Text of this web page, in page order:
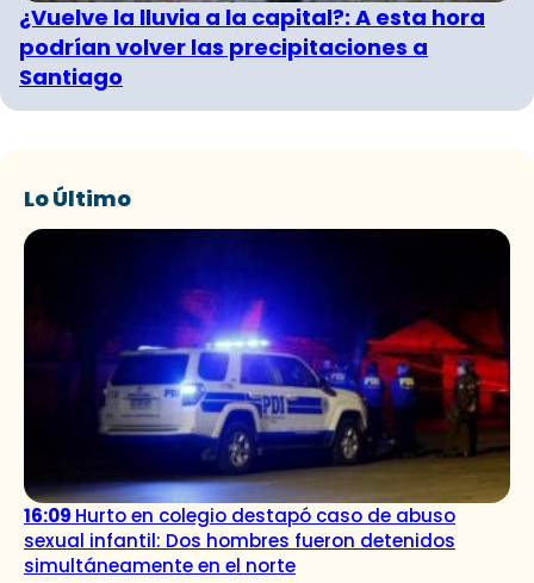
¿Vuelve la lluvia a la capital?: A esta hora
podrían volver las precipitaciones a
Santiago
Lo Último
16:09 Hurto en colegio destapó caso de abuso
sexual infantil: Dos hombres fueron detenidos
simultáneamente en el norte